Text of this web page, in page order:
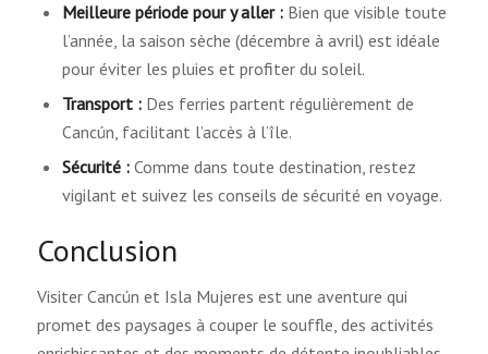
Meilleure période pour y aller :Bien que visible toute
l’année, la saison sèche (décembre à avril) est idéale
pour éviter les pluies et profiter du soleil.
Transport :Des ferries partent régulièrement de
Cancún, facilitant l’accès à l’île.
Sécurité :Comme dans toute destination, restez
vigilant et suivez les conseils de sécurité en voyage.
Conclusion
Visiter Cancún et Isla Mujeres est une aventure qui
promet des paysages à couper le souffle, des activités